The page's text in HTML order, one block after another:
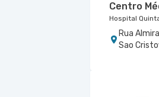
Centro
Hospital
Rua
Sao